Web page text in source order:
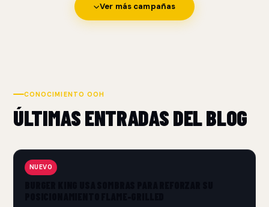
Ver más campañas
CONOCIMIENTO OOH
ÚLTIMAS ENTRADAS DEL BLOG
NUEVO